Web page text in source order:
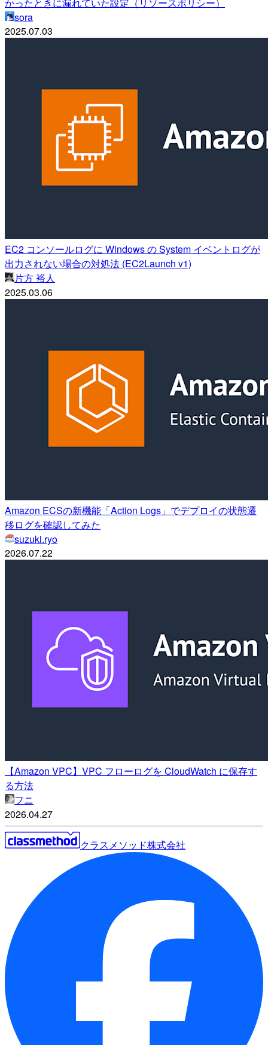
かったときに漏れていた設定（リソースポリシー）
sora
2025.07.03
EC2 コンソールログに Windows の System イベントログが
出力されない場合の対処法 (EC2Launch v1)
片方 裕人
2025.03.06
Amazon ECSの新機能「Action Logs」でデプロイの状態遷
移ログを確認してみた
suzuki.ryo
2026.07.22
【Amazon VPC】VPC フローログを CloudWatch に保存す
る方法
フニ
2026.04.27
クラスメソッド株式会社